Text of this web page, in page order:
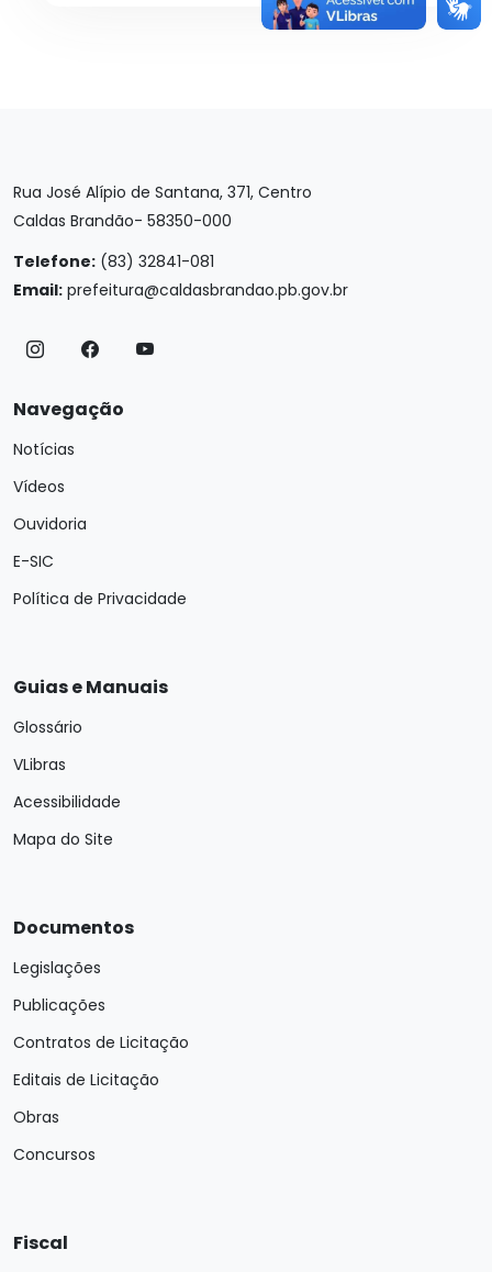
Rua José Alípio de Santana, 371, Centro
Caldas Brandão- 58350-000
Telefone: (83) 32841-081
Email: prefeitura@caldasbrandao.pb.gov.br
Navegação
Notícias
Vídeos
Ouvidoria
E-SIC
Política de Privacidade
Guias e Manuais
Glossário
VLibras
Acessibilidade
Mapa do Site
Documentos
Legislações
Publicações
Contratos de Licitação
Editais de Licitação
Obras
Concursos
Fiscal